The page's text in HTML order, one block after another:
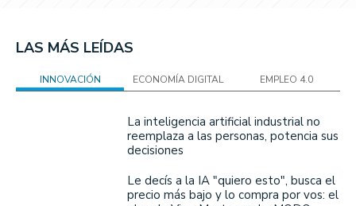
LAS MÁS LEÍDAS
INNOVACIÓN ECONOMÍA DIGITAL EMPLEO 4.0
La inteligencia artificial industrial no
reemplaza a las personas, potencia sus
decisiones
Le decís a la IA "quiero esto", busca el
precio más bajo y lo compra por vos: el